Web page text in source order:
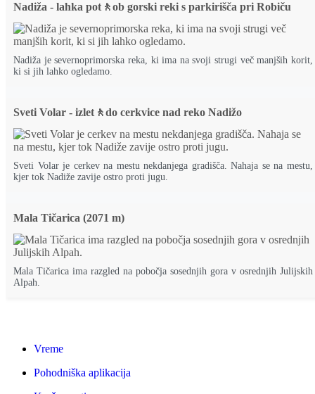
Nadiža - lahka pot🚶ob gorski reki s parkirišča pri Robiču
Nadiža je severnoprimorska reka, ki ima na svoji strugi več manjših korit,
ki si jih lahko ogledamo.
Sveti Volar - izlet🚶do cerkvice nad reko Nadižo
Sveti Volar je cerkev na mestu nekdanjega gradišča. Nahaja se na mestu,
kjer tok Nadiže zavije ostro proti jugu.
Mala Tičarica (2071 m)
Mala Tičarica ima razgled na pobočja sosednjih gora v osrednjih Julijskih
Alpah.
Vreme
Pohodniška aplikacija